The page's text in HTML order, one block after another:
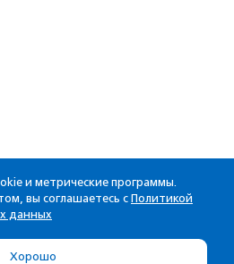
и метрические программы.
вы соглашаетесь с Политикой
данных
Хорошо